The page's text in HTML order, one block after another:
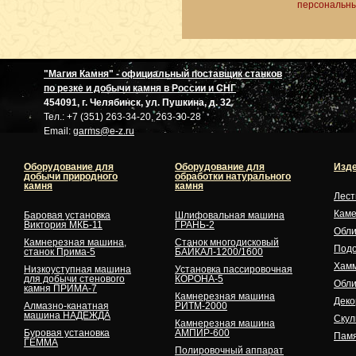
"Магия Камня" - официальный поставщик станков
по резке и добычи камня в России и СНГ
454091, г. Челябинск, ул. Пушкина, д. 32
Тел.: +7 (351) 263-34-20, 263-30-28
Email: garms@e-z.ru
Оборудование для
добычи природного
камня
Баровая установка
Виктория МКБ-11
Камнерезная машина,
станок Прима-5
Низкоуступная машина
для добычи стенового
камня ПРИМА-7
Алмазно-канатная
машина НАДЕЖДА
Буровая установка
ГЕММА
Оборудование для
обработки натурального
камня
Шлифовальная машина
ГРАНЬ-2
Станок многодисковый
БАЙКАЛ-1200/1600
Установка пассировочная
КОРОНА-5
Камнерезная машина
РИТМ-2000
Камнерезная машина
АМПИР-600
Полировочный аппарат